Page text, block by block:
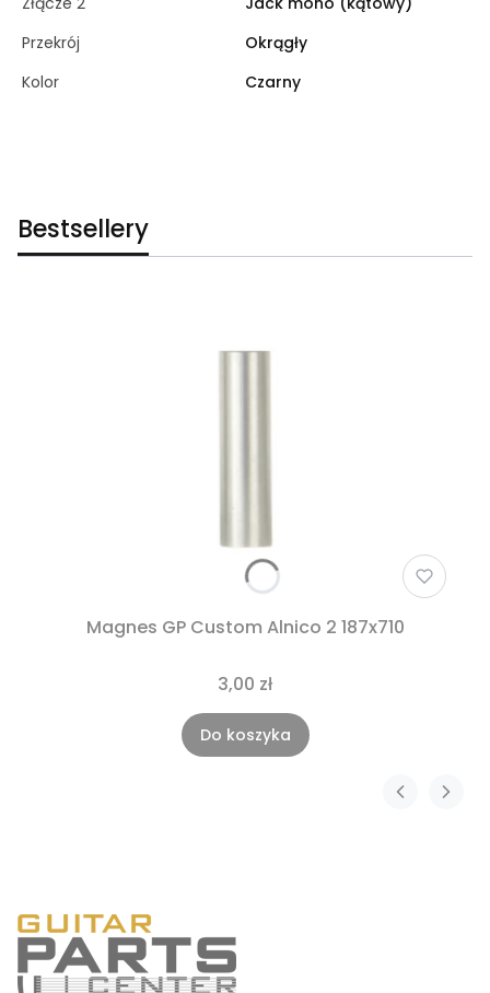
Przekrój
Okrągły
Kolor
Czarny
Bestsellery
Magnes GP Custom Alnico 2 187x710
3,00 zł
Do koszyka